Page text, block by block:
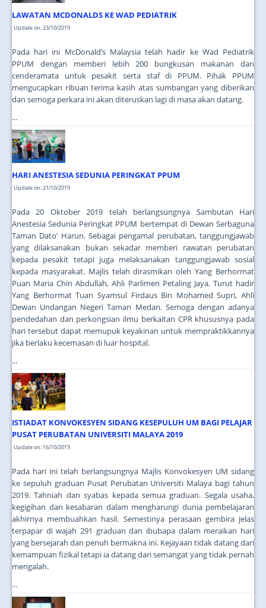
LAWATAN MCDONALDS KE WAD PEDIATRIK
Update on: 23/10/2019
Pada hari ini McDonald’s Malaysia telah hadir ke Wad Pediatrik
PPUM dengan memberi lebih 200 bungkusan makanan dan
cenderamata untuk pesakit serta staf di PPUM. Pihak PPUM
mengucapkan ribuan terima kasih atas sumbangan yang diberikan
dan semoga perkara ini akan diteruskan lagi di masa akan datang.
...
HARI ANESTESIA SEDUNIA PERINGKAT PPUM
Update on: 21/10/2019
Pada 20 Oktober 2019 telah berlangsungnya Sambutan Hari
Anestesia Sedunia Peringkat PPUM bertempat di Dewan Serbaguna
Taman Dato’ Harun. Sebagai pengamal perubatan, tanggungjawab
yang dilaksanakan bukan sekadar memberi rawatan perubatan
kepada pesakit tetapi juga melaksanakan tanggungjawab sosial
kepada masyarakat. Majlis telah dirasmikan oleh Yang Berhormat
Puan Maria Chin Abdullah, Ahli Parlimen Petaling Jaya. Turut hadir
Yang Berhormat Tuan Syamsul Firdaus Bin Mohamed Supri, Ahli
Dewan Undangan Negeri Taman Medan. Semoga dengan adanya
pendedahan dan perkongsian ilmu berkaitan CPR khususnya pada
hari tersebut dapat memupuk keyakinan untuk mempraktikkannya
jika berlaku kecemasan di luar hospital.
...
ISTIADAT KONVOKESYEN SIDANG KESEPULUH UM BAGI PELAJAR
PUSAT PERUBATAN UNIVERSITI MALAYA 2019
Update on: 16/10/2019
Pada hari ini telah berlangsungnya Majlis Konvokesyen UM sidang
ke sepuluh graduan Pusat Perubatan Universiti Malaya bagi tahun
2019. Tahniah dan syabas kepada semua graduan. Segala usaha,
kegigihan dan kesabaran dalam mengharungi dunia pembelajaran
akhirnya membuahkan hasil. Semestinya perasaan gembira jelas
terpapar di wajah 291 graduan dan ibubapa dalam meraikan hari
yang bersejarah dan penuh bermakna ini. Kejayaan tidak datang dari
kemampuan fizikal tetapi ia datang dari semangat yang tidak pernah
mengalah.
...